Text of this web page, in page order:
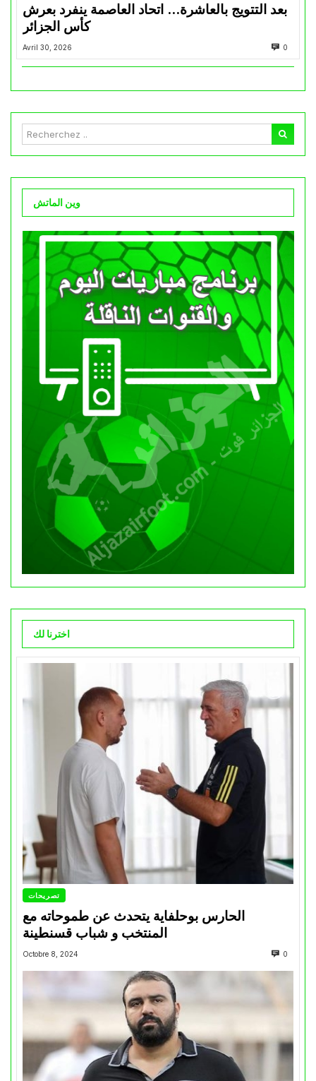
بعد التتويج بالعاشرة… اتحاد العاصمة ينفرد بعرش
كأس الجزائر
Avril 30, 2026 0
وين الماتش
اخترنا لك
تصريحات
الحارس بوحلفاية يتحدث عن طموحاته مع
المنتخب و شباب قسنطينة
Octobre 8, 2024 0